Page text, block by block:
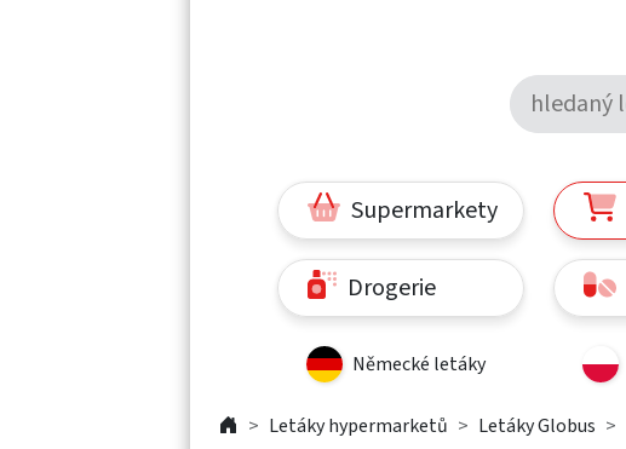
Supermarkety
Drogerie
Německé letáky
Letáky hypermarketů Letáky Globus